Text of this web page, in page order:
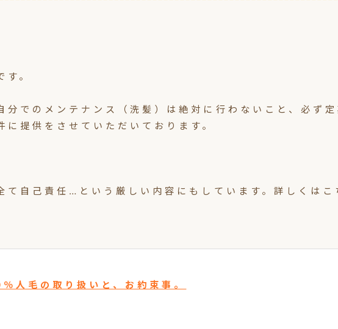
。
分でのメンテナンス（洗髪）は絶対に行わないこと、必ず
に提供をさせていただいております。
て自己責任…という厳しい内容にもしています。詳しくはこ
人毛の取り扱いと、お約束事。